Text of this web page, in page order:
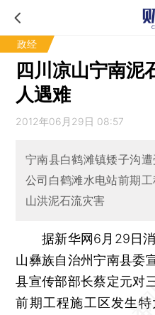
政经
四川凉山宁南泥
人遇难
2012年06月29日 08:57
宁南县白鹤滩镇矮子沟
公司白鹤滩水电站前期
山洪泥石流灾害
据新华网6月29日消
山彝族自治州宁南县委
县宣传部部长蔡定元对
前期工程施工区发生